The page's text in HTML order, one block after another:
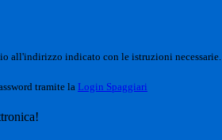
all'indirizzo indicato con le istruzioni necessarie.
tramite la Login Spaggiari